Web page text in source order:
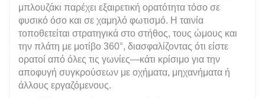
μπλουζάκι παρέχει εξαιρετική ορατότητα τόσο σε
φυσικό όσο και σε χαμηλό φωτισμό. Η ταινία
τοποθετείται στρατηγικά στο στήθος, τους ώμους και
την πλάτη με μοτίβο 360°, διασφαλίζοντας ότι είστε
ορατοί από όλες τις γωνίες—κάτι κρίσιμο για την
αποφυγή συγκρούσεων με οχήματα, μηχανήματα ή
άλλους εργαζόμενους.